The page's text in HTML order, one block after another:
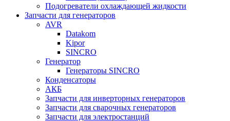
Подогреватели охлаждающей жидкости
Запчасти для генераторов
AVR
Datakom
Kipor
SINCRO
Генератор
Генераторы SINCRO
Конденсаторы
АКБ
Запчасти для инверторных генераторов
Запчасти для сварочных генераторов
Запчасти для электростанций